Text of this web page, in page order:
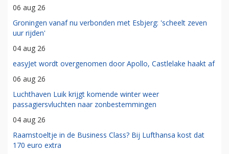
06 aug 26
Groningen vanaf nu verbonden met Esbjerg: 'scheelt zeven
uur rijden'
04 aug 26
easyJet wordt overgenomen door Apollo, Castlelake haakt af
06 aug 26
Luchthaven Luik krijgt komende winter weer
passagiersvluchten naar zonbestemmingen
04 aug 26
Raamstoeltje in de Business Class? Bij Lufthansa kost dat
170 euro extra